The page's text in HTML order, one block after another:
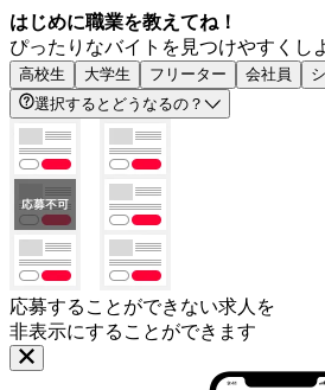
はじめに職業を教えてね！
ぴったりなバイトを見つけやすくし
高校生 大学生 フリーター 会社員
選択するとどうなるの？
応募することができない求人を
非表示にすることができます